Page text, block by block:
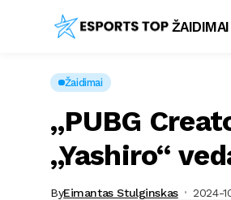
ŽAIDIMAI
Žaidimai
„PUBG
„Yashiro“
ByEimantas Stulginskas 2024-